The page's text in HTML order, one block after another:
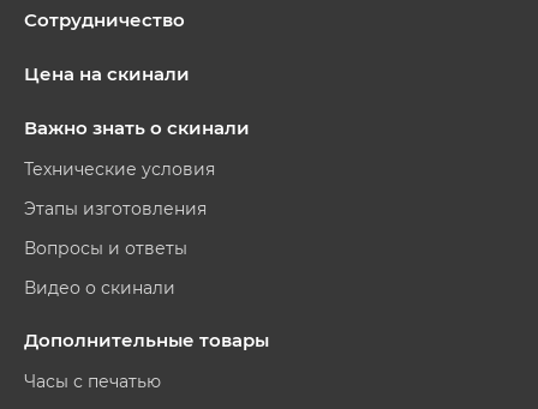
Сотрудничество
Цена на скинали
Важно знать о скинали
Технические условия
Этапы изготовления
Вопросы и ответы
Видео о скинали
Дополнительные товары
Часы с печатью